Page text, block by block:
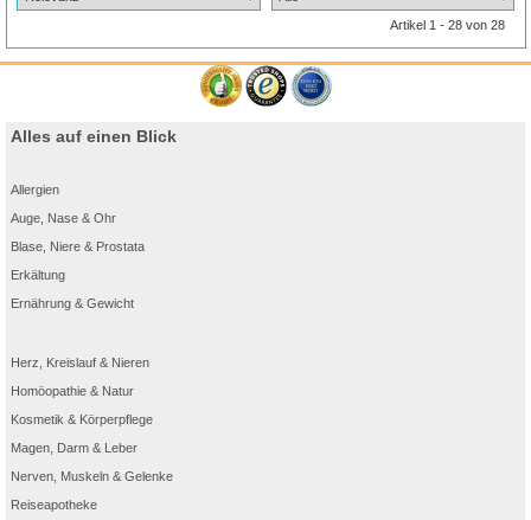
Artikel 1 - 28 von 28
Alles auf einen Blick
Allergien
Auge, Nase & Ohr
Blase, Niere & Prostata
Erkältung
Ernährung & Gewicht
Herz, Kreislauf & Nieren
Homöopathie & Natur
Kosmetik & Körperpflege
Magen, Darm & Leber
Nerven, Muskeln & Gelenke
Reiseapotheke